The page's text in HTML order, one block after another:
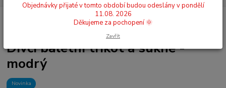
Dívčí taneční trikoty, dresy se sukní
Dívčí baletní trikot a sukně -
Dívčí baletní trikot a sukně -
modrý
Novinka
Objednávky přijaté v tomto období budou odeslány v pondělí
11.08. 2026
Děkujeme za pochopení 🌞
Zavřít